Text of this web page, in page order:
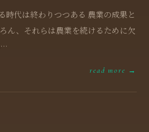
時代は終わりつつある 農業の成果と
ん、それらは農業を続けるために欠
read more →